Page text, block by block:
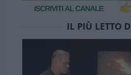
IL PIÙ LETTO